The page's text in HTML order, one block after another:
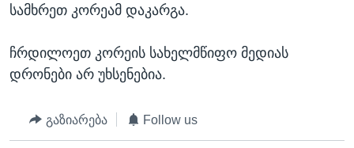
სამხრეთ კორეამ დაკარგა.
ჩრდილოეთ კორეის სახელმწიფო მედიას
დრონები არ უხსენებია.
გაზიარება Follow us